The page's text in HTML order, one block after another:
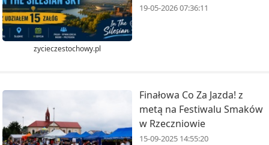
zycieczestochowy.pl
19-05-2026 07:36:11
Finałowa Co Za Jazda! z
metą na Festiwalu Smaków
w Rzeczniowie
15-09-2025 14:55:20